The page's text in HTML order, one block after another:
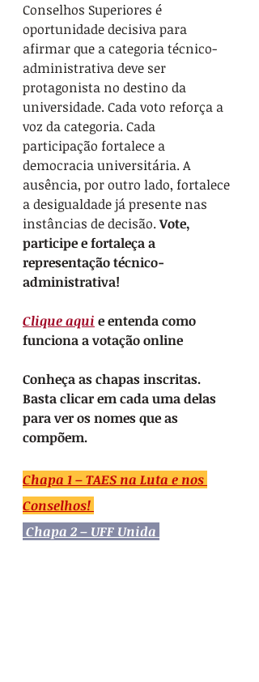
Conselhos Superiores é
oportunidade decisiva para
afirmar que a categoria técnico-
administrativa deve ser
protagonista no destino da
universidade. Cada voto reforça a
voz da categoria. Cada
participação fortalece a
democracia universitária. A
ausência, por outro lado, fortalece
a desigualdade já presente nas
instâncias de decisão. Vote,
participe e fortaleça a
representação técnico-
administrativa!
Clique aqui e entenda como
funciona a votação online
Conheça as chapas inscritas.
Basta clicar em cada uma delas
para ver os nomes que as
compõem.
Chapa 1 – TAES na Luta e nos
Conselhos!
Chapa 2 – UFF Unida